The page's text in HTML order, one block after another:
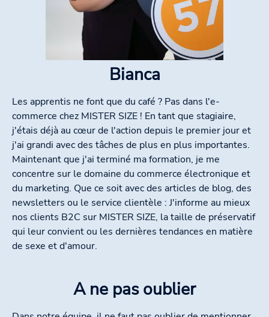
Bianca
Les apprentis ne font que du café ? Pas dans l'e-
commerce chez MISTER SIZE ! En tant que stagiaire,
j'étais déjà au cœur de l'action depuis le premier jour et
j'ai grandi avec des tâches de plus en plus importantes.
Maintenant que j'ai terminé ma formation, je me
concentre sur le domaine du commerce électronique et
du marketing. Que ce soit avec des articles de blog, des
newsletters ou le service clientèle : J'informe au mieux
nos clients B2C sur MISTER SIZE, la taille de préservatif
qui leur convient ou les dernières tendances en matière
de sexe et d'amour.
A ne pas oublier